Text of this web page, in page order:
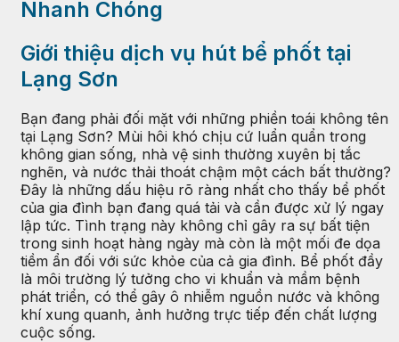
Nhanh Chóng
Giới thiệu dịch vụ hút bể phốt tại
Lạng Sơn
Bạn đang phải đối mặt với những phiền toái không tên
tại Lạng Sơn? Mùi hôi khó chịu cứ luẩn quẩn trong
không gian sống, nhà vệ sinh thường xuyên bị tắc
nghẽn, và nước thải thoát chậm một cách bất thường?
Đây là những dấu hiệu rõ ràng nhất cho thấy bể phốt
của gia đình bạn đang quá tải và cần được xử lý ngay
lập tức. Tình trạng này không chỉ gây ra sự bất tiện
trong sinh hoạt hàng ngày mà còn là một mối đe dọa
tiềm ẩn đối với sức khỏe của cả gia đình. Bể phốt đầy
là môi trường lý tưởng cho vi khuẩn và mầm bệnh
phát triển, có thể gây ô nhiễm nguồn nước và không
khí xung quanh, ảnh hưởng trực tiếp đến chất lượng
cuộc sống.